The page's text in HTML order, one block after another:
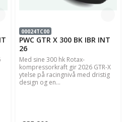
00024TC00
PWC GTR X 300 BK IBR INT
26
Med sine 300 hk Rotax-
kompressorkraft gir 2026 GTR-X
ytelse på racingnivå med dristig
design og en...